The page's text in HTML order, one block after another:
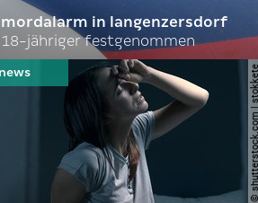
mordalarm in langenzersdorf
18-jähriger festgenommen
© shutterstock.com | stokkete